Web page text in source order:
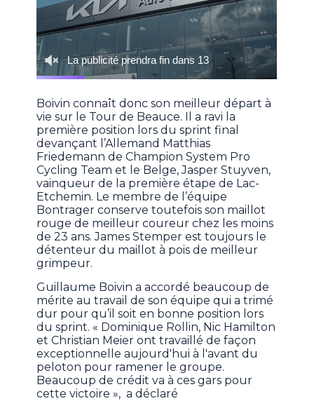
Boivin connaît donc son meilleur départ à
vie sur le Tour de Beauce. Il a ravi la
première position lors du sprint final
devançant l’Allemand Matthias
Friedemann de Champion System Pro
Cycling Team et le Belge, Jasper Stuyven,
vainqueur de la première étape de Lac-
Etchemin. Le membre de l’équipe
Bontrager conserve toutefois son maillot
rouge de meilleur coureur chez les moins
de 23 ans. James Stemper est toujours le
détenteur du maillot à pois de meilleur
grimpeur.
Guillaume Boivin a accordé beaucoup de
mérite au travail de son équipe qui a trimé
dur pour qu’il soit en bonne position lors
du sprint. « Dominique Rollin, Nic Hamilton
et Christian Meier ont travaillé de façon
exceptionnelle aujourd'hui à l'avant du
peloton pour ramener le groupe.
Beaucoup de crédit va à ces gars pour
cette victoire », a déclaré